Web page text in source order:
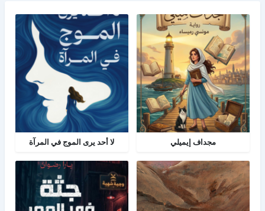
مجداف إيميلي لا أحد يرى الموج في المرآة